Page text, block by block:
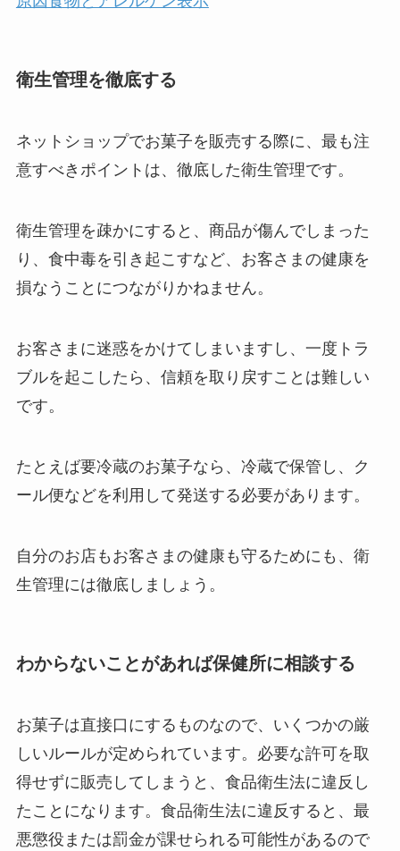
衛生管理を徹底する
ネットショップでお菓子を販売する際に、最も注
意すべきポイントは、徹底した衛生管理です。
衛生管理を疎かにすると、商品が傷んでしまった
り、食中毒を引き起こすなど、お客さまの健康を
損なうことにつながりかねません。
お客さまに迷惑をかけてしまいますし、一度トラ
ブルを起こしたら、信頼を取り戻すことは難しい
です。
たとえば要冷蔵のお菓子なら、冷蔵で保管し、ク
ール便などを利用して発送する必要があります。
自分のお店もお客さまの健康も守るためにも、衛
生管理には徹底しましょう。
わからないことがあれば保健所に相談する
お菓子は直接口にするものなので、いくつかの厳
しいルールが定められています。必要な許可を取
得せずに販売してしまうと、食品衛生法に違反し
たことになります。食品衛生法に違反すると、最
悪懲役または罰金が課せられる可能性があるので